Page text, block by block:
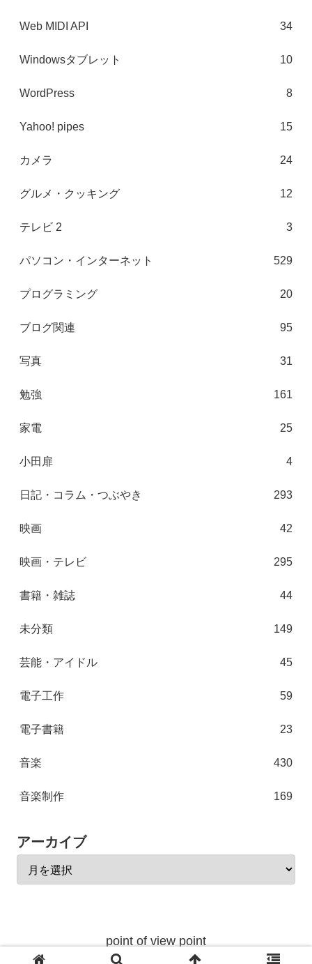
Web MIDI API 34
Windowsタブレット 10
WordPress 8
Yahoo! pipes 15
カメラ 24
グルメ・クッキング 12
テレビ 2 3
パソコン・インターネット 529
プログラミング 20
ブログ関連 95
写真 31
勉強 161
家電 25
小田扉 4
日記・コラム・つぶやき 293
映画 42
映画・テレビ 295
書籍・雑誌 44
未分類 149
芸能・アイドル 45
電子工作 59
電子書籍 23
音楽 430
音楽制作 169
アーカイブ
point of view point
© 2004 point of view point.